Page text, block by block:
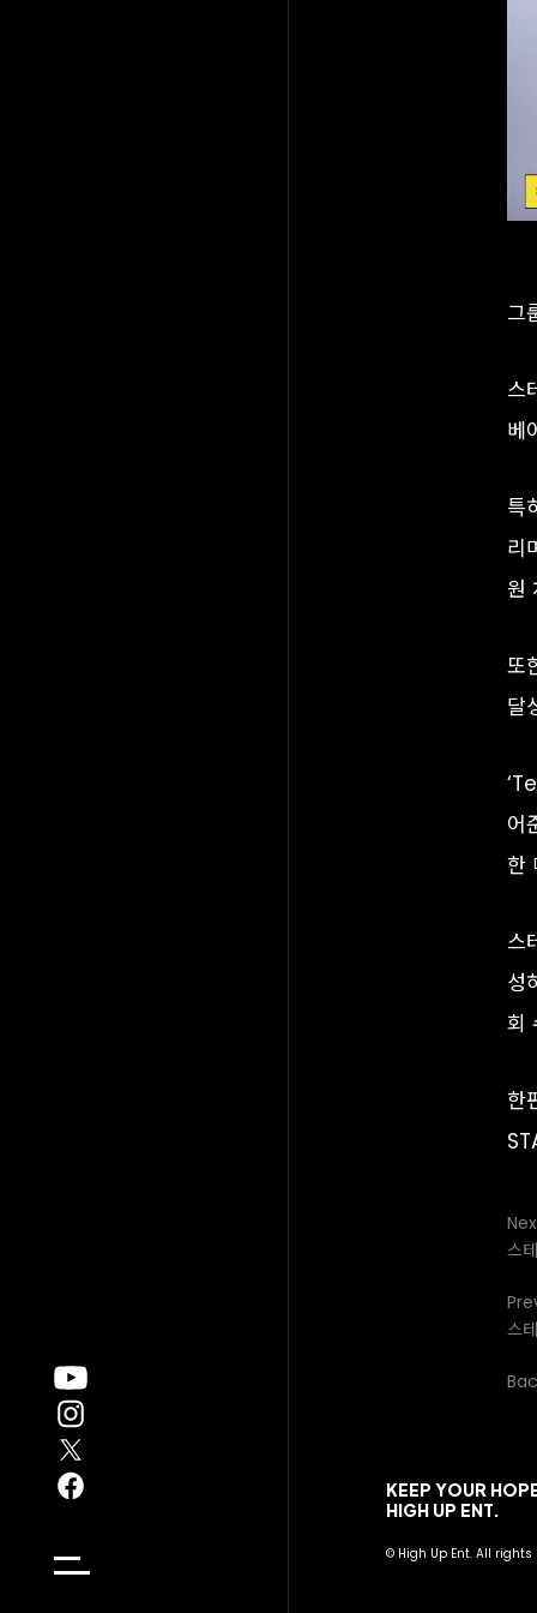
그
스
베
특
리
원
또
달
어
한
스
성
회
한
스
스
KEEP YOUR
HIGH UP ENT.
© High Up Ent. All